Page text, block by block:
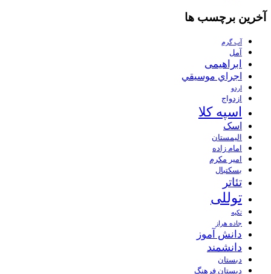
آخرین برچسب ها
آب گرم
آمل
ابراهیمی
اجراي موسيقي
اردو
ازدواج
اسپه کلا
اسک
الیمستان
امام زاده
امیر مکرم
بسکتبال
تئاتر
توللی
تکیه
جاده هراز
دانش آموز
دانشمند
دبستان
دبستان فرهنگ